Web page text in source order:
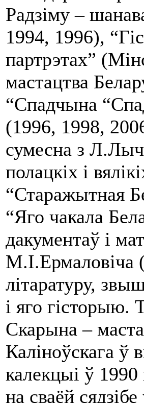
Радзіму –
1994, 1996),
партрэтах”
мастацтва
“Спадчына
(1996, 1998,
сумесна з
полацкіх і
“Старажытная
“Яго чакала
дакументаў і
М.І.Ермаловіча
літаратуру,
і яго гісторыю.
Скарына –
Каліноўскага ў
калекцыі ў 1990
на сваёй